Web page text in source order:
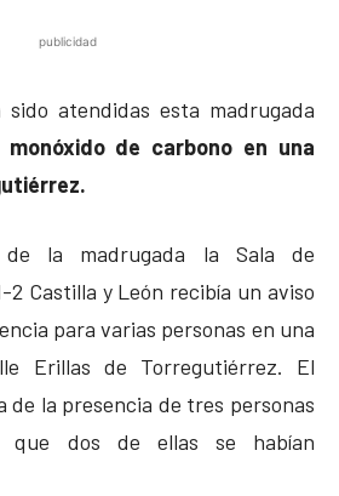
publicidad
sido atendidas esta madrugada
monóxido de carbono en una
la madrugada la Sala de
2 Castilla y León recibía un aviso
para varias personas en una
Erillas de Torregutiérrez. El
la presencia de tres personas
dos de ellas se habían